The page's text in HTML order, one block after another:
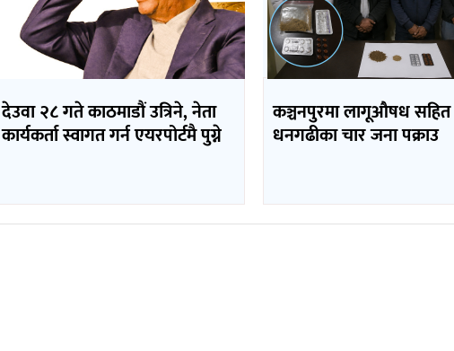
देउवा २८ गते काठमाडौं उत्रिने, नेता
कार्यकर्ता स्वागत गर्न एयरपोर्टमै पुग्ने
कञ्चनपुरमा लागूऔषध सहित
धनगढीका चार जना पक्राउ